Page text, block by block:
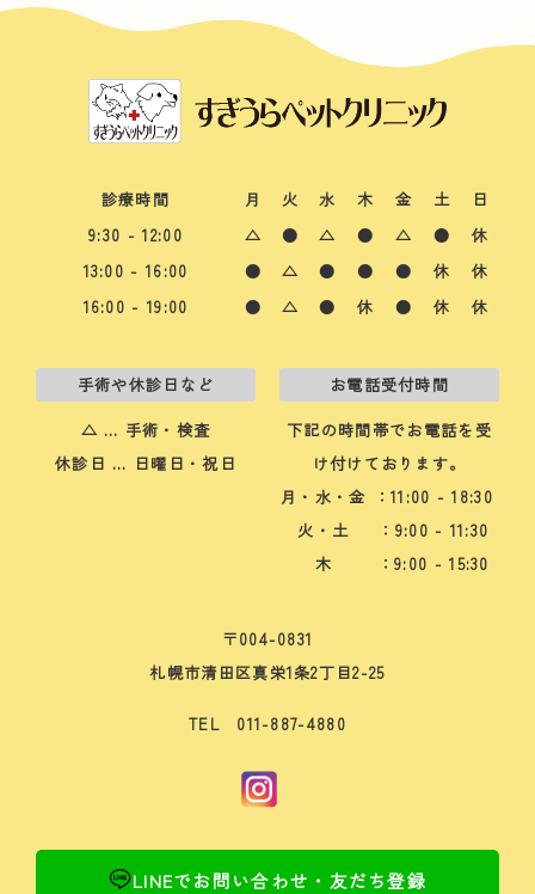
診療時間 月 火 水 木 金 土
日
9:30 - 12:00
△ ● △ ● △ ●
休
13:00 - 16:00
● △ ● ● ● 休
休
16:00 - 19:00
● △ ● 休 ● 休 休
手術や休診日など
△ … 手術・検査
休診日 … 日曜日・祝日
お電話受付時間
下記の時間帯でお電話を受
け付けております。
月・水・金
：11:00 - 18:30
火・土
：9:00 - 11:30
木
：9:00 - 15:30
〒004-0831
札幌市清田区真栄1条2丁目2-25
TEL 011-887-4880
LINEでお問い合わせ・友だち登録